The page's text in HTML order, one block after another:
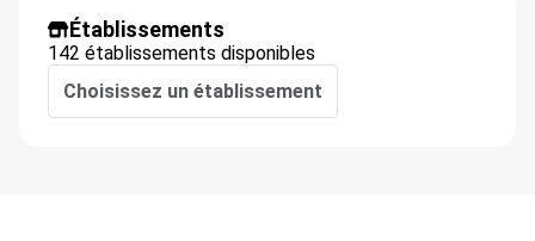
Établissements
142 établissements disponibles
Choisissez un établissement